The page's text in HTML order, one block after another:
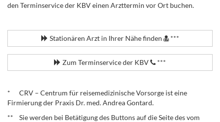
den Terminservice der KBV einen Arzttermin vor Ort buchen.
Stationären Arzt in Ihrer Nähe finden ***
Zum Terminservice der KBV ***
* CRV – Centrum für reisemedizinische Vorsorge ist eine
Firmierung der Praxis Dr. med. Andrea Gontard.
** Sie werden bei Betätigung des Buttons auf die Seite des vom